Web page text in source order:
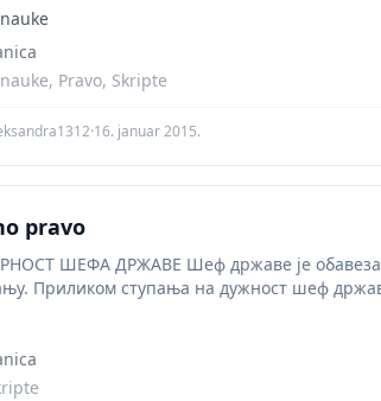
Pravo, Skripte
·16. januar 2015.
pravo
ШЕФА ДРЖАВЕ Шеф државе је обавезан
Приликом ступања на дужност шеф